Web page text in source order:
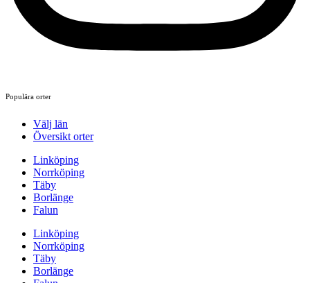
Populära orter
Välj län
Översikt orter
Linköping
Norrköping
Täby
Borlänge
Falun
Linköping
Norrköping
Täby
Borlänge